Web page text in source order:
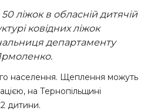
ліжок в обласній дитячій
ковідних ліжок
департаменту
населення. Щеплення можуть
на Тернопільщині
дитини.